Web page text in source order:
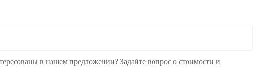
в нашем предложении? Задайте вопрос о стоимости и